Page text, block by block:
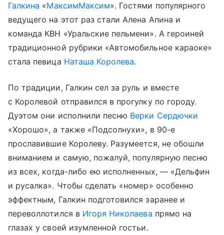
Галкина «МаксимМаксим». Гостями популярного
ведущего на этот раз стали Алена Апина и
команда КВН «Уральские пельмени». А героиней
традиционной рубрики «Автомобильное караоке»
стала певица Наташа Королева.
По традиции, Галкин сел за руль и вместе
с Королевой отправился в прогулку по городу.
Дуэтом они исполнили песню Верки Сердючки
«Хорошо», а также «Подсолнухи», в 90-е
прославившие Королеву. Разумеется, не обошли
вниманием и самую, пожалуй, популярную песню
из всех, когда-либо ею исполненных, — «Дельфин
и русалка». Чтобы сделать «номер» особенно
эффектным, Галкин подготовился заранее и
переволлотился в Игоря Николаева прямо на
глазах у своей изумленной гостьи.